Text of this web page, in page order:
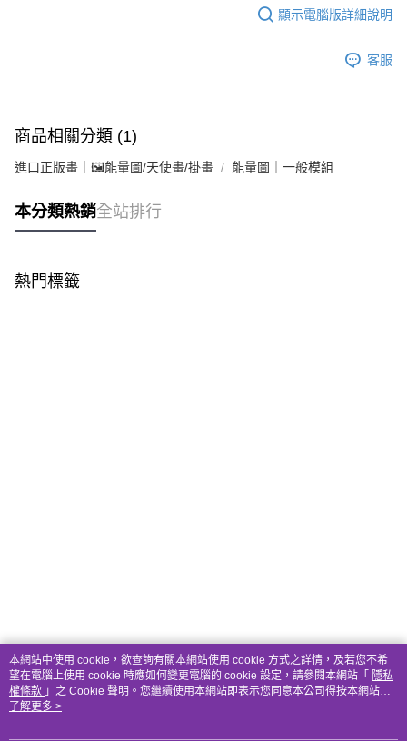
顯示電腦版詳細說明
客服
商品相關分類 (1)
進口正版畫｜🖼️能量圖/天使畫/掛畫 能量圖｜一般模組
本分類熱銷全站排行
熱門標籤
本網站中使用 cookie，欲查詢有關本網站使用 cookie 方式之詳情，及若您不希
望在電腦上使用 cookie 時應如何變更電腦的 cookie 設定，請參閱本網站「 隱私
權條款 」之 Cookie 聲明。您繼續使用本網站即表示您同意本公司得按本網站使
用條款之 Cookie 聲明使用 cookie。
了解更多 >